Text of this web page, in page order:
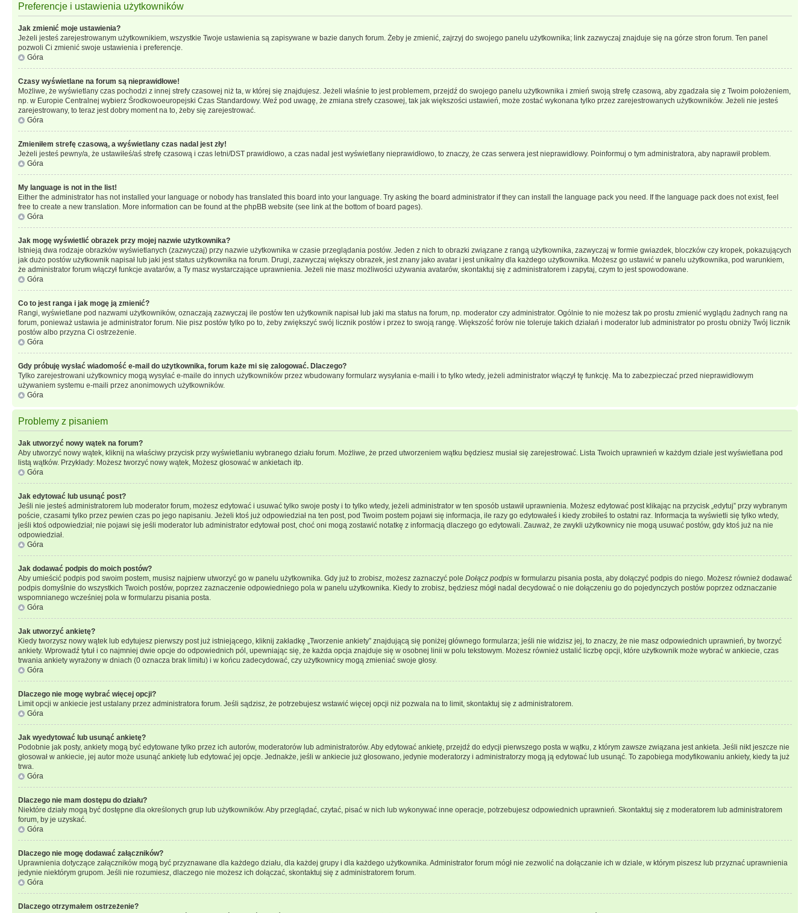
Preferencje i ustawienia użytkowników
Jak zmienić moje ustawienia?
Jeżeli jesteś zarejestrowanym użytkownikiem, wszystkie Twoje ustawienia są zapisywane w bazie danych forum. Żeby je zmienić, zajrzyj do swojego panelu użytkownika; link zazwyczaj znajduje się na górze stron forum. Ten panel
pozwoli Ci zmienić swoje ustawienia i preferencje.
Góra
Czasy wyświetlane na forum są nieprawidłowe!
Możliwe, że wyświetlany czas pochodzi z innej strefy czasowej niż ta, w której się znajdujesz. Jeżeli właśnie to jest problemem, przejdź do swojego panelu użytkownika i zmień swoją strefę czasową, aby zgadzała się z Twoim położeniem,
np. w Europie Centralnej wybierz Środkowoeuropejski Czas Standardowy. Weź pod uwagę, że zmiana strefy czasowej, tak jak większości ustawień, może zostać wykonana tylko przez zarejestrowanych użytkowników. Jeżeli nie jesteś
zarejestrowany, to teraz jest dobry moment na to, żeby się zarejestrować.
Góra
Zmieniłem strefę czasową, a wyświetlany czas nadal jest zły!
Jeżeli jesteś pewny/a, że ustawiłeś/aś strefę czasową i czas letni/DST prawidłowo, a czas nadal jest wyświetlany nieprawidłowo, to znaczy, że czas serwera jest nieprawidłowy. Poinformuj o tym administratora, aby naprawił problem.
Góra
My language is not in the list!
Either the administrator has not installed your language or nobody has translated this board into your language. Try asking the board administrator if they can install the language pack you need. If the language pack does not exist, feel
free to create a new translation. More information can be found at the phpBB website (see link at the bottom of board pages).
Góra
Jak mogę wyświetlić obrazek przy mojej nazwie użytkownika?
Istnieją dwa rodzaje obrazków wyświetlanych (zazwyczaj) przy nazwie użytkownika w czasie przeglądania postów. Jeden z nich to obrazki związane z rangą użytkownika, zazwyczaj w formie gwiazdek, bloczków czy kropek, pokazujących
jak dużo postów użytkownik napisał lub jaki jest status użytkownika na forum. Drugi, zazwyczaj większy obrazek, jest znany jako avatar i jest unikalny dla każdego użytkownika. Możesz go ustawić w panelu użytkownika, pod warunkiem,
że administrator forum włączył funkcje avatarów, a Ty masz wystarczające uprawnienia. Jeżeli nie masz możliwości używania avatarów, skontaktuj się z administratorem i zapytaj, czym to jest spowodowane.
Góra
Co to jest ranga i jak mogę ją zmienić?
Rangi, wyświetlane pod nazwami użytkowników, oznaczają zazwyczaj ile postów ten użytkownik napisał lub jaki ma status na forum, np. moderator czy administrator. Ogólnie to nie możesz tak po prostu zmienić wyglądu żadnych rang na
forum, ponieważ ustawia je administrator forum. Nie pisz postów tylko po to, żeby zwiększyć swój licznik postów i przez to swoją rangę. Większość forów nie toleruje takich działań i moderator lub administrator po prostu obniży Twój licznik
postów albo przyzna Ci ostrzeżenie.
Góra
Gdy próbuję wysłać wiadomość e-mail do użytkownika, forum każe mi się zalogować. Dlaczego?
Tylko zarejestrowani użytkownicy mogą wysyłać e-maile do innych użytkowników przez wbudowany formularz wysyłania e-maili i to tylko wtedy, jeżeli administrator włączył tę funkcję. Ma to zabezpieczać przed nieprawidłowym
używaniem systemu e-maili przez anonimowych użytkowników.
Góra
Problemy z pisaniem
Jak utworzyć nowy wątek na forum?
Aby utworzyć nowy wątek, kliknij na właściwy przycisk przy wyświetlaniu wybranego działu forum. Możliwe, że przed utworzeniem wątku będziesz musiał się zarejestrować. Lista Twoich uprawnień w każdym dziale jest wyświetlana pod
listą wątków. Przykłady: Możesz tworzyć nowy wątek, Możesz głosować w ankietach itp.
Góra
Jak edytować lub usunąć post?
Jeśli nie jesteś administratorem lub moderator forum, możesz edytować i usuwać tylko swoje posty i to tylko wtedy, jeżeli administrator w ten sposób ustawił uprawnienia. Możesz edytować post klikając na przycisk „edytuj” przy wybranym
poście, czasami tylko przez pewien czas po jego napisaniu. Jeżeli ktoś już odpowiedział na ten post, pod Twoim postem pojawi się informacja, ile razy go edytowałeś i kiedy zrobiłeś to ostatni raz. Informacja ta wyświetli się tylko wtedy,
jeśli ktoś odpowiedział; nie pojawi się jeśli moderator lub administrator edytował post, choć oni mogą zostawić notatkę z informacją dlaczego go edytowali. Zauważ, że zwykli użytkownicy nie mogą usuwać postów, gdy ktoś już na nie
odpowiedział.
Góra
Jak dodawać podpis do moich postów?
Aby umieścić podpis pod swoim postem, musisz najpierw utworzyć go w panelu użytkownika. Gdy już to zrobisz, możesz zaznaczyć pole Dołącz podpis w formularzu pisania posta, aby dołączyć podpis do niego. Możesz również dodawać
podpis domyślnie do wszystkich Twoich postów, poprzez zaznaczenie odpowiedniego pola w panelu użytkownika. Kiedy to zrobisz, będziesz mógł nadal decydować o nie dołączeniu go do pojedynczych postów poprzez odznaczanie
wspomnianego wcześniej pola w formularzu pisania posta.
Góra
Jak utworzyć ankietę?
Kiedy tworzysz nowy wątek lub edytujesz pierwszy post już istniejącego, kliknij zakładkę „Tworzenie ankiety” znajdującą się poniżej głównego formularza; jeśli nie widzisz jej, to znaczy, że nie masz odpowiednich uprawnień, by tworzyć
ankiety. Wprowadź tytuł i co najmniej dwie opcje do odpowiednich pól, upewniając się, że każda opcja znajduje się w osobnej linii w polu tekstowym. Możesz również ustalić liczbę opcji, które użytkownik może wybrać w ankiecie, czas
trwania ankiety wyrażony w dniach (0 oznacza brak limitu) i w końcu zadecydować, czy użytkownicy mogą zmieniać swoje głosy.
Góra
Dlaczego nie mogę wybrać więcej opcji?
Limit opcji w ankiecie jest ustalany przez administratora forum. Jeśli sądzisz, że potrzebujesz wstawić więcej opcji niż pozwala na to limit, skontaktuj się z administratorem.
Góra
Jak wyedytować lub usunąć ankietę?
Podobnie jak posty, ankiety mogą być edytowane tylko przez ich autorów, moderatorów lub administratorów. Aby edytować ankietę, przejdź do edycji pierwszego posta w wątku, z którym zawsze związana jest ankieta. Jeśli nikt jeszcze nie
głosował w ankiecie, jej autor może usunąć ankietę lub edytować jej opcje. Jednakże, jeśli w ankiecie już głosowano, jedynie moderatorzy i administratorzy mogą ją edytować lub usunąć. To zapobiega modyfikowaniu ankiety, kiedy ta już
trwa.
Góra
Dlaczego nie mam dostępu do działu?
Niektóre działy mogą być dostępne dla określonych grup lub użytkowników. Aby przeglądać, czytać, pisać w nich lub wykonywać inne operacje, potrzebujesz odpowiednich uprawnień. Skontaktuj się z moderatorem lub administratorem
forum, by je uzyskać.
Góra
Dlaczego nie mogę dodawać załączników?
Uprawnienia dotyczące załączników mogą być przyznawane dla każdego działu, dla każdej grupy i dla każdego użytkownika. Administrator forum mógł nie zezwolić na dołączanie ich w dziale, w którym piszesz lub przyznać uprawnienia
jedynie niektórym grupom. Jeśli nie rozumiesz, dlaczego nie możesz ich dołączać, skontaktuj się z administratorem forum.
Góra
Dlaczego otrzymałem ostrzeżenie?